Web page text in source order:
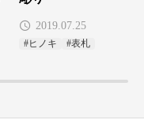
2019.07.25
#ヒノキ #表札